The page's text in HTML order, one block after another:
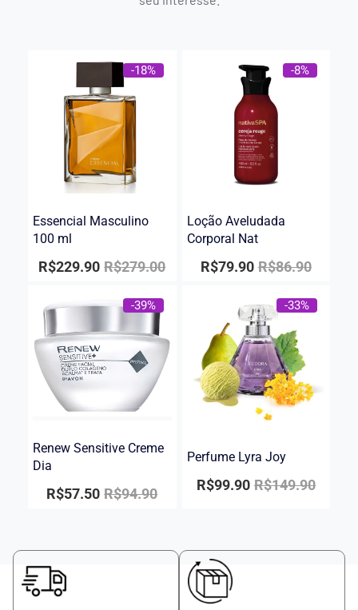
-18%
Essencial Masculino
100 ml
R$279.00
R$229.90
-8%
Loção Aveludada
Corporal Nat
R$86.90
R$79.90
-39%
Renew Sensitive Creme
Dia
R$94.90
R$57.50
-33%
Perfume Lyra Joy
R$149.90
R$99.90